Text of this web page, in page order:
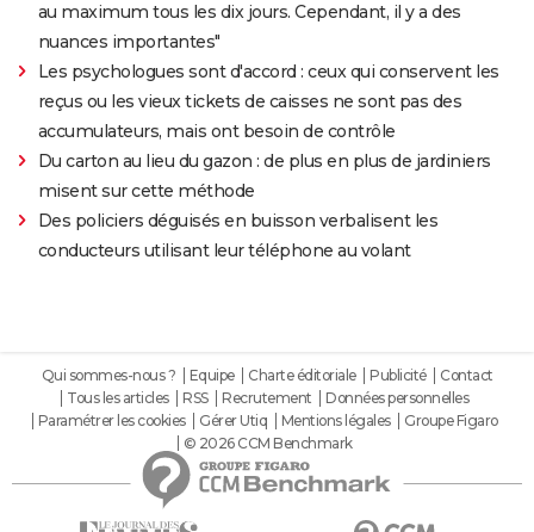
au maximum tous les dix jours. Cependant, il y a des
nuances importantes"
Les psychologues sont d'accord : ceux qui conservent les
reçus ou les vieux tickets de caisses ne sont pas des
accumulateurs, mais ont besoin de contrôle
Du carton au lieu du gazon : de plus en plus de jardiniers
misent sur cette méthode
Des policiers déguisés en buisson verbalisent les
conducteurs utilisant leur téléphone au volant
Qui sommes-nous ? Equipe Charte éditoriale Publicité
Contact
Tous les articles
RSS Recrutement
Données personnelles
Paramétrer les cookies
Gérer Utiq Mentions légales
Groupe Figaro
© 2026 CCM Benchmark